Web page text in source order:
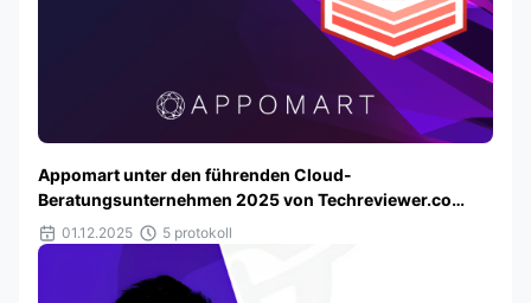
Appomart unter den führenden Cloud-
Beratungsunternehmen 2025 von Techreviewer.co
ausgezeichnet
01.12.2025 5 protokoll